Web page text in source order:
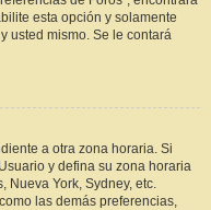
esta opción y solamente
usted mismo. Se le contará
a otra zona horaria. Si
y defina su zona horaria
Nueva York, Sydney, etc.
las demás preferencias,